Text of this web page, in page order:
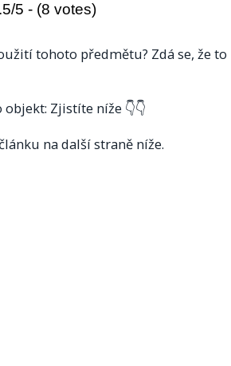
5 - (8 votes)
tohoto předmětu? Zdá se, že
Zjistíte níže 👇👇
na další straně níže.